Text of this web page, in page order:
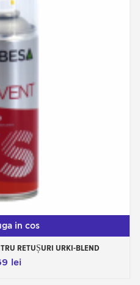
in cos
RETUȘURI URKI-BLEND
lei